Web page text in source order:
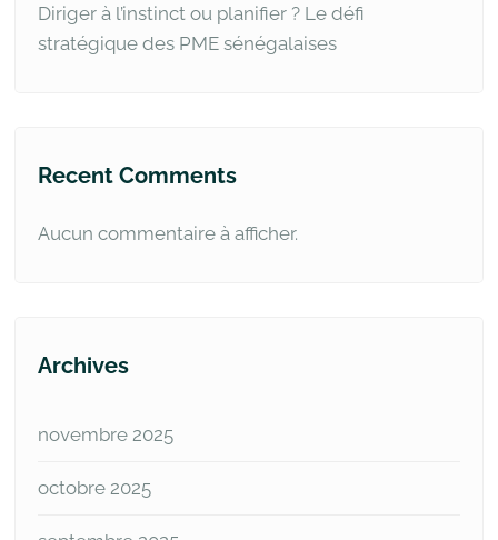
Diriger à l’instinct ou planifier ? Le défi
stratégique des PME sénégalaises
Recent Comments
Aucun commentaire à afficher.
Archives
novembre 2025
octobre 2025